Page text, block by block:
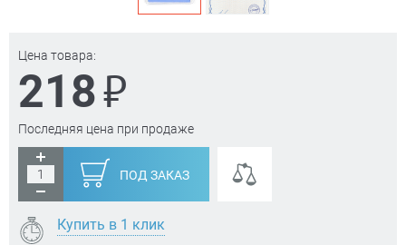
Цена товара:
218₽
Последняя цена при продаже
ПОД ЗАКАЗ
Купить в 1 клик